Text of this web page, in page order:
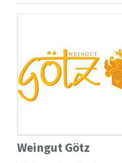
Weingut Götz